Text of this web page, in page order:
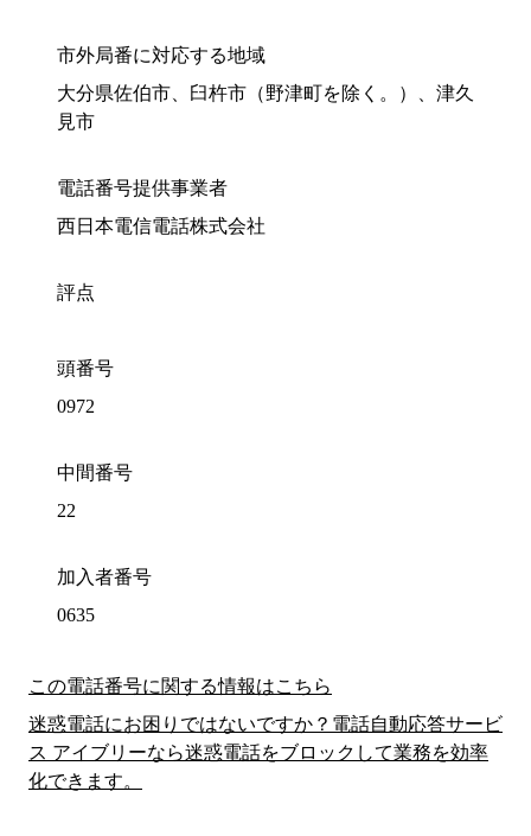
市外局番に対応する地域
大分県佐伯市、臼杵市（野津町を除く。）、津久
見市
電話番号提供事業者
西日本電信電話株式会社
評点
頭番号
0972
中間番号
22
加入者番号
0635
この電話番号に関する情報はこちら
迷惑電話にお困りではないですか？電話自動応答サービ
ス アイブリーなら迷惑電話をブロックして業務を効率
化できます。